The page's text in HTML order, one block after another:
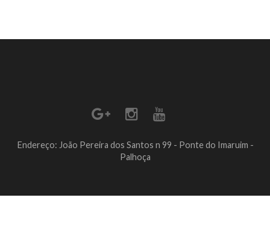
Endereço: João Pereira dos Santos n 99 - Ponte do Imaruim -
Palhoça